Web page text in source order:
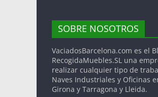
SOBRE NOSOTROS
VaciadosBarcelona.com es el
RecogidaMuebles.SL una
realizar cualquier tipo de
Naves Industriales y Oficinas
Girona y Tarragona y Lleida.